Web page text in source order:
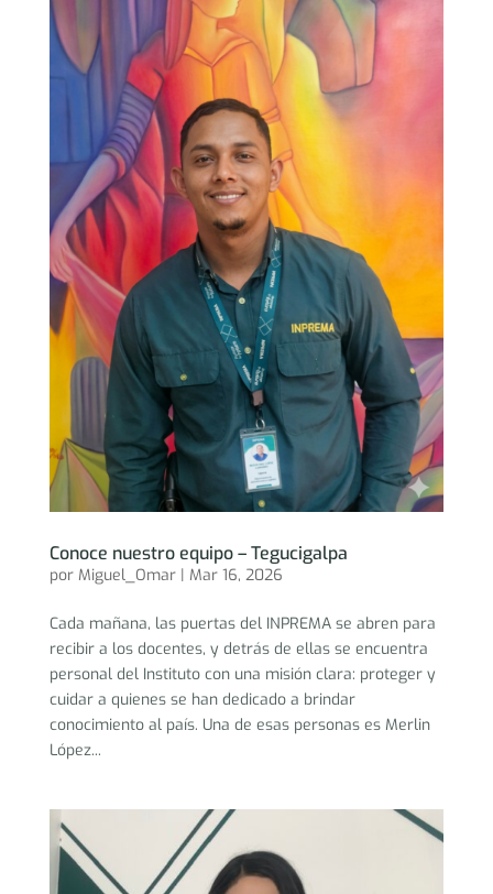
Conoce nuestro equipo – Tegucigalpa
por Miguel_Omar| Mar 16, 2026
Cada mañana, las puertas del INPREMA se abren para
recibir a los docentes, y detrás de ellas se encuentra
personal del Instituto con una misión clara: proteger y
cuidar a quienes se han dedicado a brindar
conocimiento al país. Una de esas personas es Merlin
López...